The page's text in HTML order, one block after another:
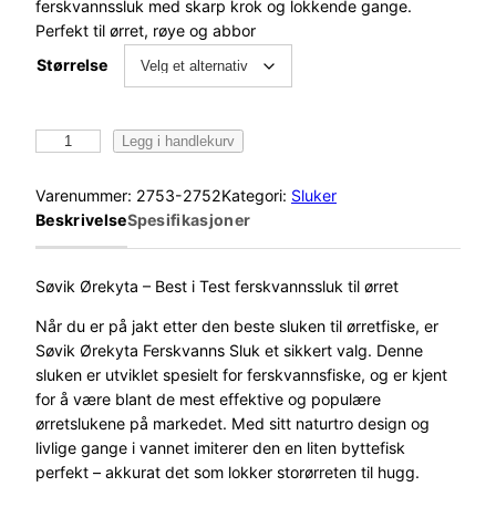
ferskvannssluk med skarp krok og lokkende gange.
Perfekt til ørret, røye og abbor
Størrelse
v
i
r
k
y
t
a
S
l
u
Legg i handlekurv
Varenummer: 2753-2752Kategori: Sluker
BeskrivelseSpesifikasjoner
Søvik Ørekyta – Best i Test ferskvannssluk til ørret
Når du er på jakt etter den beste sluken til ørretfiske, er
Søvik Ørekyta Ferskvanns Sluk et sikkert valg. Denne
sluken er utviklet spesielt for ferskvannsfiske, og er kjent
for å være blant de mest effektive og populære
ørretslukene på markedet. Med sitt naturtro design og
livlige gange i vannet imiterer den en liten byttefisk
perfekt – akkurat det som lokker storørreten til hugg.